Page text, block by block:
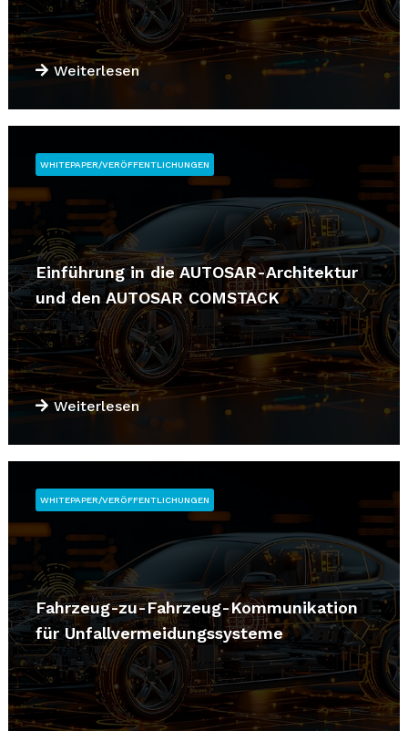
Weiterlesen
Einführung in die AUTOSAR-Architektur
und den AUTOSAR COMSTACK
Weiterlesen
WHITEPAPER/VERÖFFENTLICHUNGEN
Fahrzeug-zu-Fahrzeug-Kommunikation
für Unfallvermeidungssysteme
WHITEPAPER/VERÖFFENTLICHUNGEN